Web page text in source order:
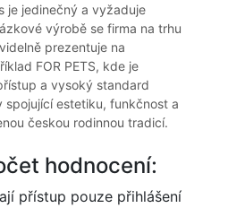
je jedinečný a vyžaduje
výrobě se firma na trhu
prezentuje na
FOR PETS, kde je
a vysoký standard
estetiku, funkčnost a
českou rodinnou tradicí.
hodnocení:
přístup pouze přihlášení